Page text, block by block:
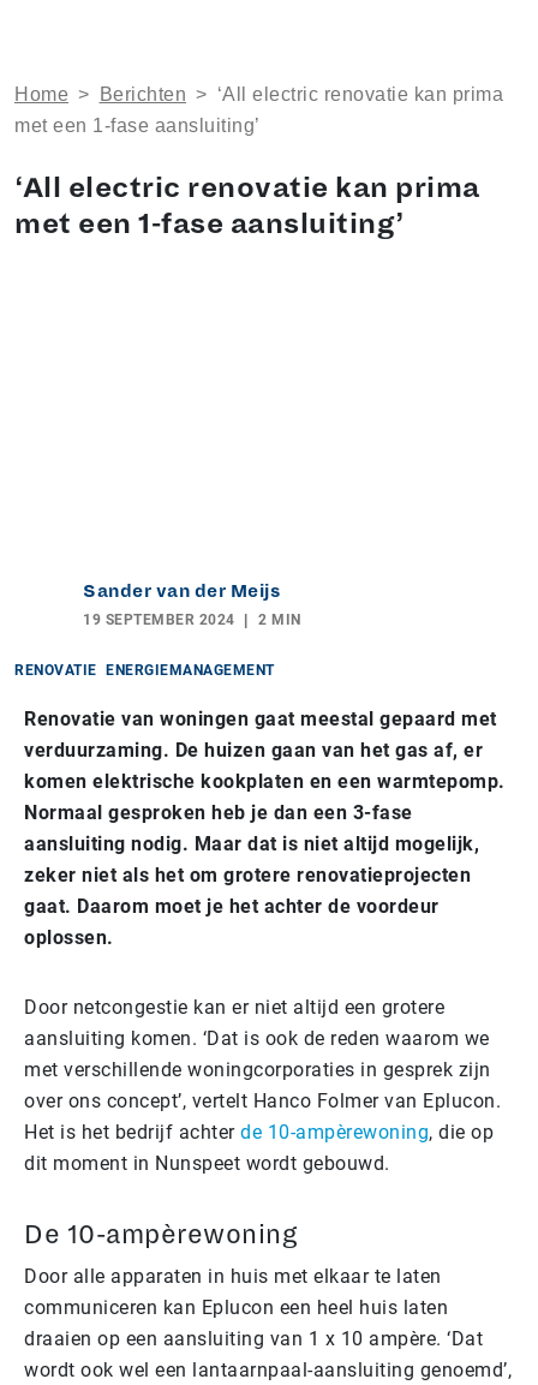
Home > Berichten > ‘All electric renovatie kan prima
met een 1-fase aansluiting’
‘All electric renovatie kan prima
met een 1-fase aansluiting’
Sander van der Meijs
19 SEPTEMBER 2024 2 MIN
RENOVATIE ENERGIEMANAGEMENT
Renovatie van woningen gaat meestal gepaard met
verduurzaming. De huizen gaan van het gas af, er
komen elektrische kookplaten en een warmtepomp.
Normaal gesproken heb je dan een 3-fase
aansluiting nodig. Maar dat is niet altijd mogelijk,
zeker niet als het om grotere renovatieprojecten
gaat. Daarom moet je het achter de voordeur
oplossen.
Door netcongestie kan er niet altijd een grotere
aansluiting komen. ‘Dat is ook de reden waarom we
met verschillende woningcorporaties in gesprek zijn
over ons concept’, vertelt Hanco Folmer van Eplucon.
Het is het bedrijf achter de 10-ampèrewoning, die op
dit moment in Nunspeet wordt gebouwd.
De 10-ampèrewoning
Door alle apparaten in huis met elkaar te laten
communiceren kan Eplucon een heel huis laten
draaien op een aansluiting van 1 x 10 ampère. ‘Dat
wordt ook wel een lantaarnpaal-aansluiting genoemd’,